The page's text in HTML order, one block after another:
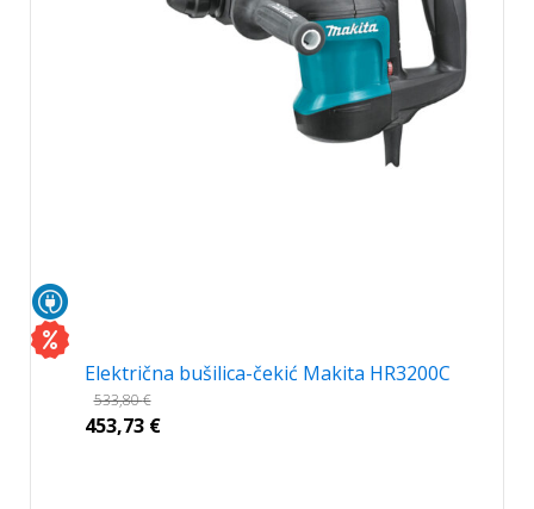
Električna bušilica-čekić Makita HR3200C
533,80€
453,73 €